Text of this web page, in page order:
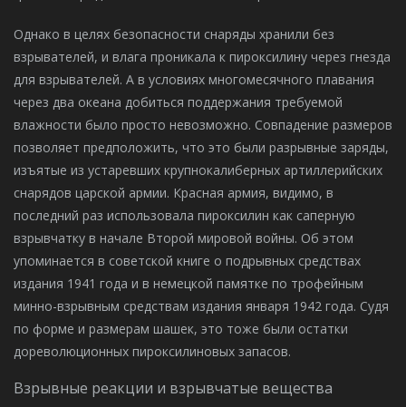
Однако в целях безопасности снаряды хранили без
взрывателей, и влага проникала к пироксилину через гнезда
для взрывателей. А в условиях многомесячного плавания
через два океана добиться поддержания требуемой
влажности было просто невозможно. Совпадение размеров
позволяет предположить, что это были разрывные заряды,
изъятые из устаревших крупнокалиберных артиллерийских
снарядов царской армии. Красная армия, видимо, в
последний раз использовала пироксилин как саперную
взрывчатку в начале Второй мировой войны. Об этом
упоминается в советской книге о подрывных средствах
издания 1941 года и в немецкой памятке по трофейным
минно-взрывным средствам издания января 1942 года. Судя
по форме и размерам шашек, это тоже были остатки
дореволюционных пироксилиновых запасов.
Взрывные реакции и взрывчатые вещества